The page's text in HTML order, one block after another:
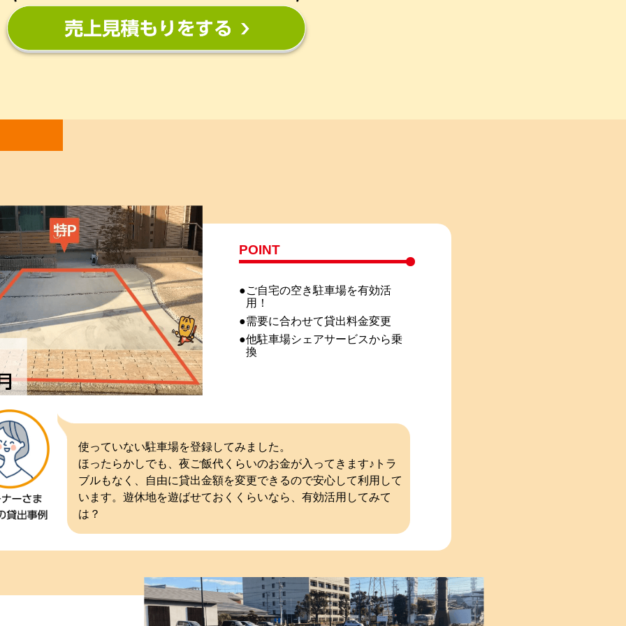
POINT
ご自宅の空き駐車場を有効活
用！
需要に合わせて貸出料金変更
他駐車場シェアサービスから乗
換
使っていない駐車場を登録してみました。
ほったらかしでも、夜ご飯代くらいのお金が入ってきます♪トラ
ブルもなく、自由に貸出金額を変更できるので安心して利用して
います。遊休地を遊ばせておくくらいなら、有効活用してみて
は？